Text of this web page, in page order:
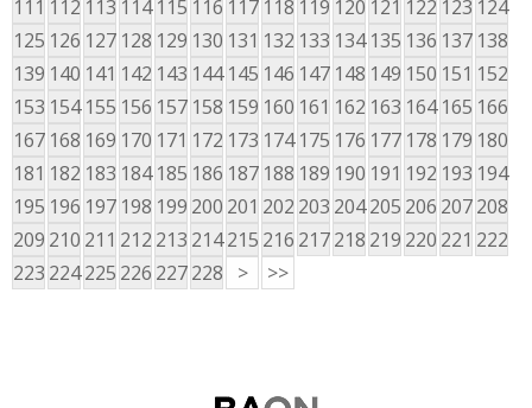
111 112 113 114 115 116 117 118 119 120 121 122 123 124
125 126 127 128 129 130 131 132 133 134 135 136 137 138
139 140 141 142 143 144 145 146 147 148 149 150 151 152
153 154 155 156 157 158 159 160 161 162 163 164 165 166
167 168 169 170 171 172 173 174 175 176 177 178 179 180
181 182 183 184 185 186 187 188 189 190 191 192 193 194
195 196 197 198 199 200 201 202 203 204205 206 207208
209 210 211 212 213 214215 216 217218 219 220 221 222
223 224225 226 227228 > >>